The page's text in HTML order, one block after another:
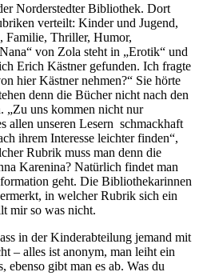
Norderstedter Bibliothek. Dort
verteilt: Kinder und Jugend,
Familie, Thriller, Humor,
Nana von Zola steht in Erotik
und
Erich Kästner gefunden. Ich fragte
hier Kästner nehmen?
Sie hörte
denn die Bücher nicht nach den
Zu uns kommen nicht nur
allen unseren Lesern schmackhaft
ihrem Interesse leichter finden ,
Rubrik muss man denn die
Karenina? Natürlich findet man
geht. Die Bibliothekarinnen
in welcher Rubrik sich ein
mir so was nicht.
in der Kinderabteilung jemand mit
– alles ist anonym, man leiht ein
ebenso gibt man es ab. Was du